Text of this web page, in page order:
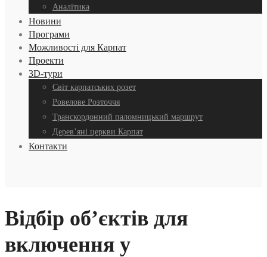
Аналітика
Новини
Програми
Можливості для Карпат
Проекти
3D-тури
Світ карпатських розет
Ровелове Розточчя
Транскордонний паломницький маршрут
Дерев’яні церкви Карпат
Контакти
Відбір об’єктів для
включення у